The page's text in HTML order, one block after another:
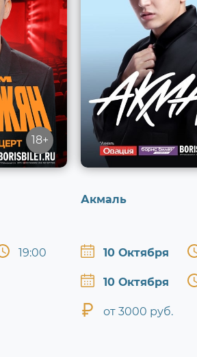
18+
19:00
Акмаль
10 Октября
10 Октября
от 3000 руб.